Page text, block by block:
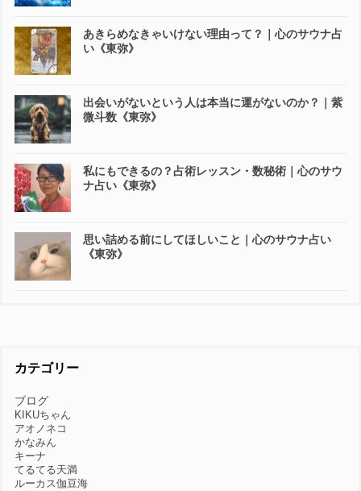
あきらめなきゃいけない理由って？｜心のサウナ占
い《東弥》
出会いがないという人は本当に運がないのか？｜紫
微斗数《東弥》
私にもできるの？占術レッスン・数秘術｜心のサウ
ナ占い《東弥》
思い詰める前にしてほしいこと｜心のサウナ占い
《東弥》
カテゴリー
ブログ
KIKUちゃん
アオノネコ
かなみん
キーナ
てるてる天満
ルーカス伽豆海